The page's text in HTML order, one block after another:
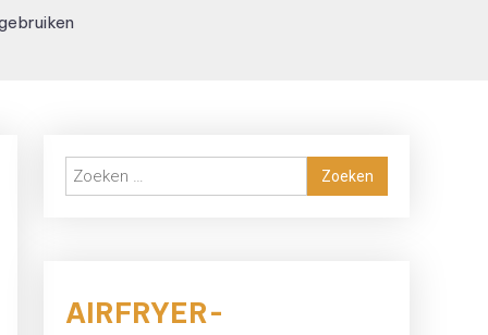
Zoeken
naar:
AIRFRYER-